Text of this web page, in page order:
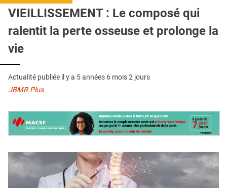
CRÉDITS
VIEILLISSEMENT : Le composé qui
ralentit la perte osseuse et prolonge la
vie
Actualité publiée il y a 5 années 6 mois 2 jours
JBMR Plus